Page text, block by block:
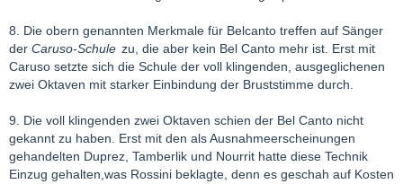
8. Die obern genannten Merkmale für Belcanto treffen auf Sänger
der Caruso-Schule zu, die aber kein Bel Canto mehr ist. Erst mit
Caruso setzte sich die Schule der voll klingenden, ausgeglichenen
zwei Oktaven mit starker Einbindung der Bruststimme durch.
9. Die voll klingenden zwei Oktaven schien der Bel Canto nicht
gekannt zu haben. Erst mit den als Ausnahmeerscheinungen
gehandelten Duprez, Tamberlik und Nourrit hatte diese Technik
Einzug gehalten,was Rossini beklagte, denn es geschah auf Kosten